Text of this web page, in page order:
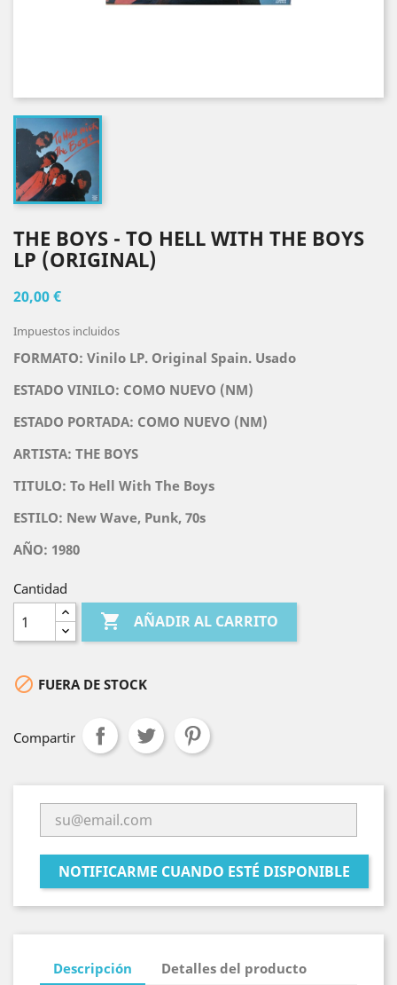
THE BOYS - TO HELL WITH THE BOYS
LP (ORIGINAL)
20,00 €
Impuestos incluidos
FORMATO: Vinilo LP. Original Spain. Usado
ESTADO VINILO: COMO NUEVO (NM)
ESTADO PORTADA: COMO NUEVO (NM)
ARTISTA: THE BOYS
TITULO: To Hell With The Boys
ESTILO: New Wave, Punk, 70s
AÑO: 1980
Cantidad
 AÑADIR AL CARRITO
 FUERA DE STOCK
Compartir
NOTIFICARME CUANDO ESTÉ DISPONIBLE
Descripción Detalles del producto